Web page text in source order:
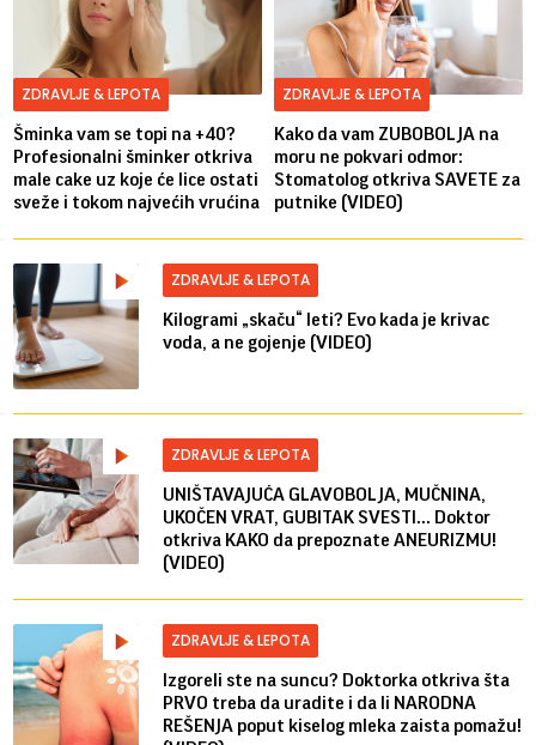
ZDRAVLJE & LEPOTA
Šminka vam se topi na +40?
Profesionalni šminker otkriva
male cake uz koje će lice ostati
sveže i tokom najvećih vrućina
ZDRAVLJE & LEPOTA
Kako da vam ZUBOBOLJA na
moru ne pokvari odmor:
Stomatolog otkriva SAVETE za
putnike (VIDEO)
ZDRAVLJE & LEPOTA
Kilogrami „skaču“ leti? Evo kada je krivac
voda, a ne gojenje (VIDEO)
ZDRAVLJE & LEPOTA
UNIŠTAVAJUĆA GLAVOBOLJA, MUČNINA,
UKOČEN VRAT, GUBITAK SVESTI... Doktor
otkriva KAKO da prepoznate ANEURIZMU!
(VIDEO)
ZDRAVLJE & LEPOTA
Izgoreli ste na suncu? Doktorka otkriva šta
PRVO treba da uradite i da li NARODNA
REŠENJA poput kiselog mleka zaista pomažu!